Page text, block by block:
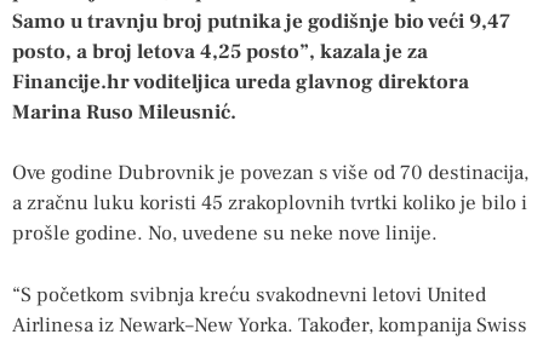
Samo u travnju broj putnika je godišnje bio veći 9,47
posto, a broj letova 4,25 posto”, kazala je za
Financije.hr voditeljica ureda glavnog direktora
Marina Ruso Mileusnić.
Ove godine Dubrovnik je povezan s više od 70 destinacija,
a zračnu luku koristi 45 zrakoplovnih tvrtki koliko je bilo i
prošle godine. No, uvedene su neke nove linije.
“S početkom svibnja kreću svakodnevni letovi United
Airlinesa iz Newark–New Yorka. Također, kompanija Swiss